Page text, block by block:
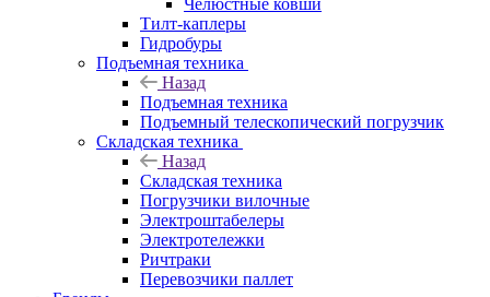
Челюстные ковши
Тилт-каплеры
Гидробуры
Подъемная техника
Назад
Подъемная техника
Подъемный телескопический погрузчик
Складская техника
Назад
Складская техника
Погрузчики вилочные
Электроштабелеры
Электротележки
Ричтраки
Перевозчики паллет